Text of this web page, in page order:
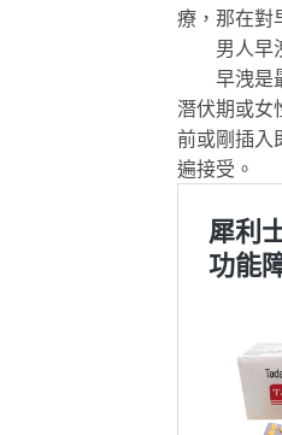
療，那在對
男人早
早洩是
潛伏期或女
前或剛插入
遍接受。